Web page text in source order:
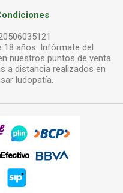
años. Infórmate del
nuestros puntos de venta.
a distancia realizados en
ludopatía.